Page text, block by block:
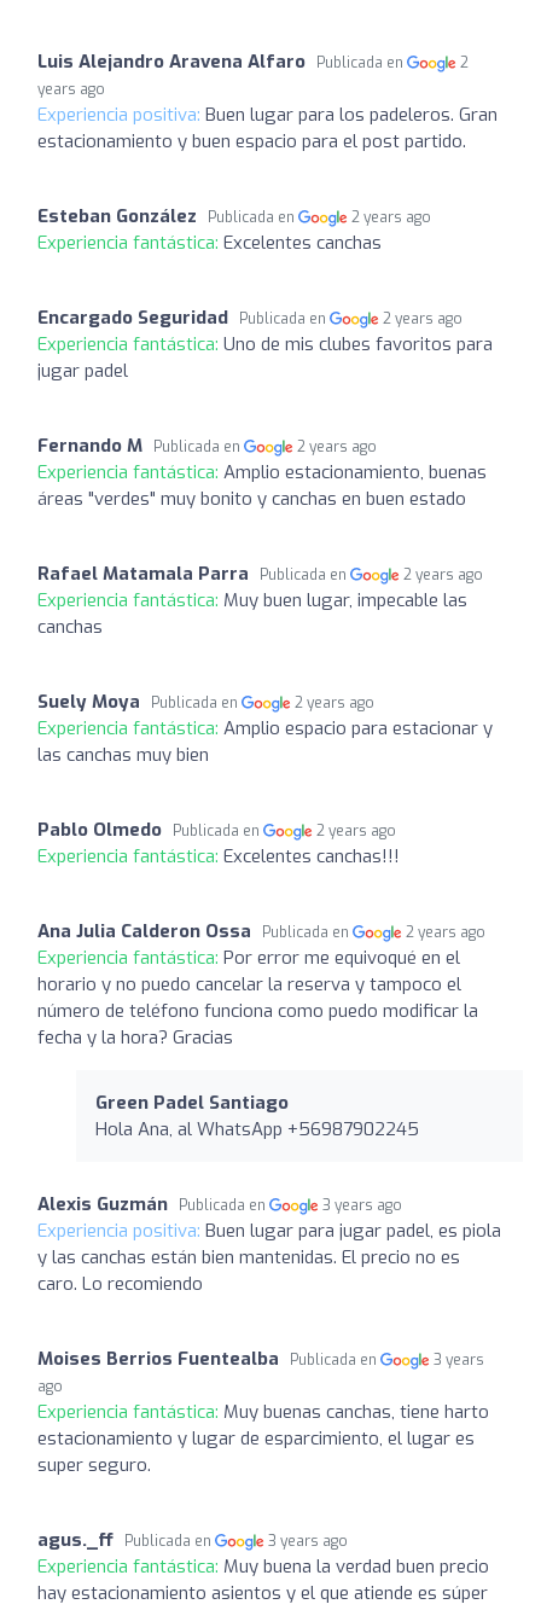
Luis Alejandro Aravena Alfaro Publicada en
2
years ago
Experiencia positiva: Buen lugar para los padeleros. Gran
estacionamiento y buen espacio para el post partido.
Esteban González Publicada en 2 years ago
Experiencia fantástica: Excelentes canchas
Encargado Seguridad Publicada en 2 years ago
Experiencia fantástica: Uno de mis clubes favoritos para
jugar padel
Fernando M Publicada en 2 years ago
Experiencia fantástica: Amplio estacionamiento, buenas
áreas "verdes" muy bonito y canchas en buen estado
Rafael Matamala Parra Publicada en 2 years ago
Experiencia fantástica: Muy buen lugar, impecable las
canchas
Suely Moya Publicada en 2 years ago
Experiencia fantástica: Amplio espacio para estacionar y
las canchas muy bien
Pablo Olmedo Publicada en 2 years ago
Experiencia fantástica: Excelentes canchas!!!
Ana Julia Calderon Ossa Publicada en 2 years ago
Experiencia fantástica: Por error me equivoqué en el
horario y no puedo cancelar la reserva y tampoco el
número de teléfono funciona como puedo modificar la
fecha y la hora? Gracias
Green Padel Santiago
Hola Ana, al WhatsApp +56987902245
Alexis Guzmán Publicada en 3 years ago
Experiencia positiva: Buen lugar para jugar padel, es piola
y las canchas están bien mantenidas. El precio no es
caro. Lo recomiendo
Moises Berrios Fuentealba Publicada en
3 years
ago
Experiencia fantástica: Muy buenas canchas, tiene harto
estacionamiento y lugar de esparcimiento, el lugar es
super seguro.
agus._ff Publicada en 3 years ago
Experiencia fantástica: Muy buena la verdad buen precio
hay estacionamiento asientos y el que atiende es súper